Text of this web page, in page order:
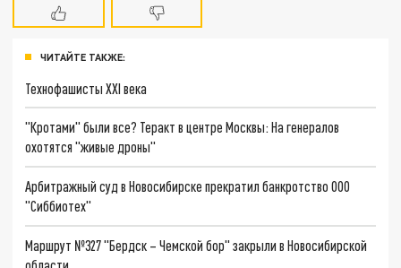
ЧИТАЙТЕ ТАКЖЕ:
Технофашисты XXI века
"Кротами" были все? Теракт в центре Москвы: На генералов
охотятся "живые дроны"
Арбитражный суд в Новосибирске прекратил банкротство ООО
"Сиббиотех"
Маршрут №327 "Бердск – Чемской бор" закрыли в Новосибирской